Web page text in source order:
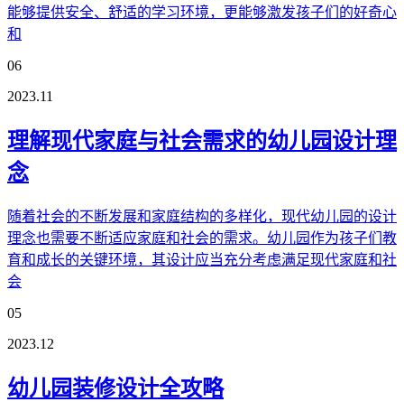
能够提供安全、舒适的学习环境，更能够激发孩子们的好奇心
和
06
2023.11
理解现代家庭与社会需求的幼儿园设计理
念
随着社会的不断发展和家庭结构的多样化，现代幼儿园的设计
理念也需要不断适应家庭和社会的需求。幼儿园作为孩子们教
育和成长的关键环境，其设计应当充分考虑满足现代家庭和社
会
05
2023.12
幼儿园装修设计全攻略